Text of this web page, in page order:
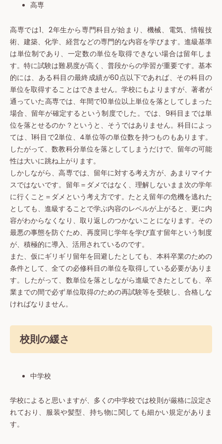
高専
高専では1、2年生から専門科目が始まり、機械、電気、情報技
術、建築、化学、経営などの専門的な内容を学びます。進級基準
は単位制であり、一定数の単位を取得できない場合は留年しま
す。特に試験は難易度が高く、普段からの学習が重要です。基本
的には、ある科目の最終成績が60点以下であれば、その科目の
単位を取得することはできません。学校にもよりますが、著者が
通っていた高専では、年間で10単位以上単位を落としてしまった
場合、留年が確定するという制度でした。では、9科目までは単
位を落とせるのか？というと、そうではありません。科目によっ
ては、1科目で2単位、4単位等の単位数を持つものもあります。
したがって、数教科分単位を落としてしまうだけで、留年の可能
性は大いに跳ね上がります。
しかしながら、高専では、留年に対する考え方が、あまりマイナ
スではないです。留年＝ダメではなく、理解しないまま次の学年
に行くこと＝ダメという考え方です。たとえ留年の危機を逃れた
としても、進級することで学ぶ内容のレベルが上がると、更に内
容がわからなくなり、取り返しのつかないことになります。その
最悪の事態を防ぐため、再度同じ学年を学び直す留年という制度
が、積極的に導入、活用されているのです。
また、仮にギリギリ留年を回避したとしても、本科卒業のための
条件として、全ての必修科目の単位を取得している必要がありま
す。したがって、数単位を落としながら進級できたとしても、卒
業までの間で必ず単位取得のための再試験等を受験し、合格しな
ければなりません。
校則の緩さ
中学校
学校によると思いますが、多くの中学校では校則が厳格に設定さ
れており、服装や髪型、持ち物に関しても細かい規定がありま
す。